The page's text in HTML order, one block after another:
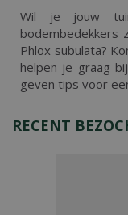
Wil je jouw
bodembedekkers
Phlox subulata?
helpen je graag
geven tips voor
RECENT